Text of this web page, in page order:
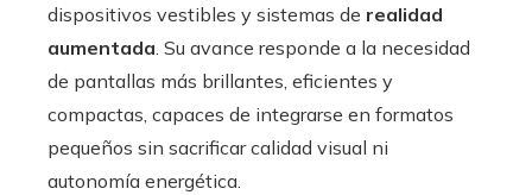
dispositivos vestibles y sistemas de realidad
aumentada. Su avance responde a la necesidad
de pantallas más brillantes, eficientes y
compactas, capaces de integrarse en formatos
pequeños sin sacrificar calidad visual ni
autonomía energética.